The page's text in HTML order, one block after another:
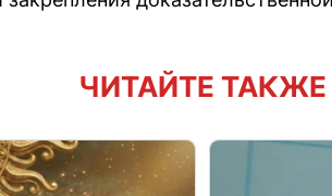
ЧИТАЙТЕ ТАКЖЕ